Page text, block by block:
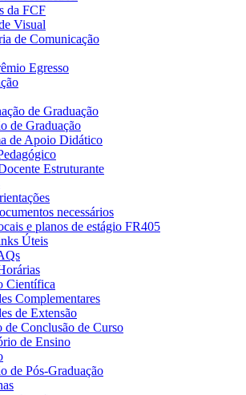
da FCF
Visual
de Comunicação
Egresso
de Graduação
de Graduação
de Apoio Didático
Estruturante
necessários
e planos de estágio FR405
Úteis
Científica
Complementares
de Extensão
de Conclusão de Curso
de Ensino
de Pós-Graduação